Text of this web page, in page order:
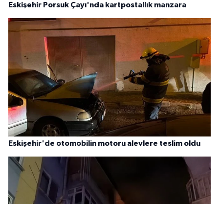
Eskişehir Porsuk Çayı'nda kartpostallık manzara
Eskişehir'de otomobilin motoru alevlere teslim oldu